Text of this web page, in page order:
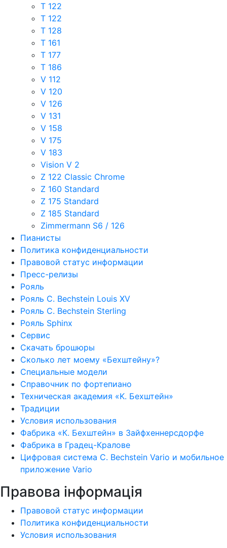
T 122
T 122
T 128
T 161
T 177
T 186
V 112
V 120
V 126
V 131
V 158
V 175
V 183
Vision V 2
Z 122 Classic Chrome
Z 160 Standard
Z 175 Standard
Z 185 Standard
Zimmermann S6 / 126
Пианисты
Политика конфиденциальности
Правовой статус информации
Пресс-релизы
Рояль
Рояль C. Bechstein Louis XV
Рояль C. Bechstein Sterling
Рояль Sphinx
Сервис
Скачать брошюры
Сколько лет моему «Бехштейну»?
Специальные модели
Справочник по фортепиано
Техническая академия «K. Бехштейн»
Традиции
Условия использования
Фабрика «К. Бехштейн» в Зайфхеннерсдорфе
Фабрика в Градец-Кралове
Цифровая система C. Bechstein Vario и мобильное
приложение Vario
Правова інформація
Правовой статус информации
Политика конфиденциальности
Условия использования